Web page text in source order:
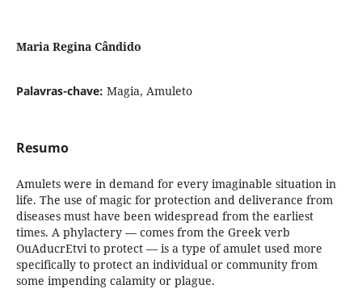
Maria Regina Cândido
Palavras-chave: Magia, Amuleto
Resumo
Amulets were in demand for every imaginable situation in
life. The use of magic for protection and deliverance from
diseases must have been widespread from the earliest
times. A phylactery — comes from the Greek verb
OuAducrEtvi to protect — is a type of amulet used more
specifically to protect an individual or community from
some impending calamity or plague.